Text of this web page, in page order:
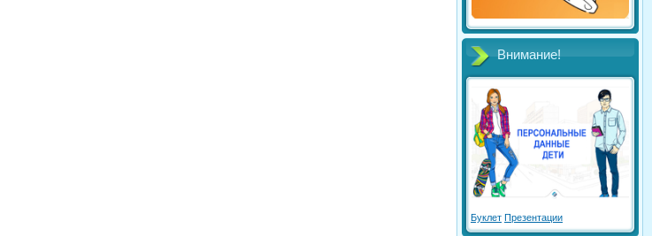
Внимание!
Буклет Презентации